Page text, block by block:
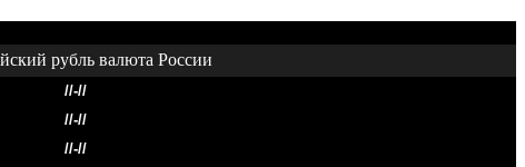
//-//
//-//
//-//